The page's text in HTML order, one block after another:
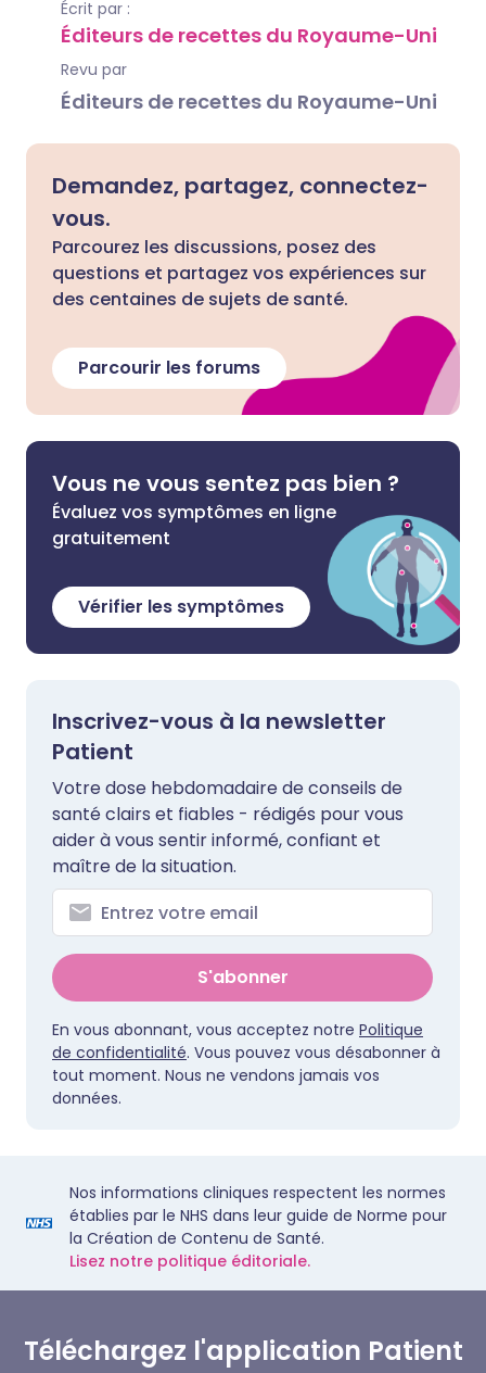
Écrit par :
Éditeurs de recettes du Royaume-Uni
Revu par
Éditeurs de recettes du Royaume-Uni
Demandez, partagez, connectez-
vous.
Parcourez les discussions, posez des
questions et partagez vos expériences sur
des centaines de sujets de santé.
Parcourir les forums
Vous ne vous sentez pas bien ?
Évaluez vos symptômes en ligne
gratuitement
Vérifier les symptômes
Inscrivez-vous à la newsletter
Patient
Votre dose hebdomadaire de conseils de
santé clairs et fiables - rédigés pour vous
aider à vous sentir informé, confiant et
maître de la situation.
S'abonner
En vous abonnant, vous acceptez notre Politique
de confidentialité. Vous pouvez vous désabonner à
tout moment. Nous ne vendons jamais vos
données.
Nos informations cliniques respectent les normes
établies par le NHS dans leur guide de Norme pour
la Création de Contenu de Santé.
Lisez notre politique éditoriale.
Téléchargez l'application Patient